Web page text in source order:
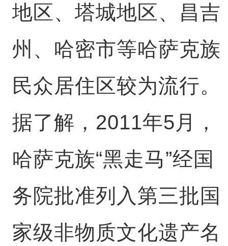
地区、塔城地区、昌吉
州、哈密市等哈萨克族
民众居住区较为流行。
据了解，2011年5月，
哈萨克族“黑走马”经国
务院批准列入第三批国
家级非物质文化遗产名